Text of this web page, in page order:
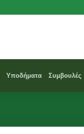
Υποδήματα Συμβουλές